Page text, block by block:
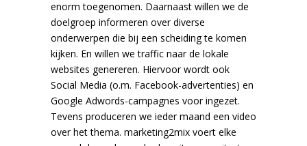
enorm toegenomen. Daarnaast willen we de
doelgroep informeren over diverse
onderwerpen die bij een scheiding te komen
kijken. En willen we traffic naar de lokale
websites genereren. Hiervoor wordt ook
Social Media (o.m. Facebook-advertenties) en
Google Adwords-campagnes voor ingezet.
Tevens produceren we ieder maand een video
over het thema. marketing2mix voert elke